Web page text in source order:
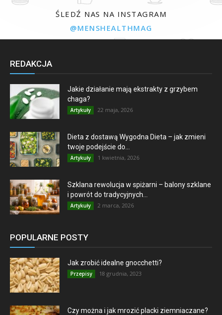
ŚLEDŹ NAS NA INSTAGRAM
@MENSHEALTHMAG
REDAKCJA
Jakie działanie mają ekstrakty z grzybem
chaga?
Artykuły 22 maja, 2026
Dieta z dostawą Wygodna Dieta – jak zmieni
twoje podejście do...
Artykuły 1 kwietnia, 2026
Szklana rewolucja w spiżarni – balony szklane
i powrót do tradycyjnych...
Artykuły 2 marca, 2026
POPULARNE POSTY
Jak zrobić idealne gnocchetti?
Przepisy 18 grudnia, 2023
Czy można i jak mrozić placki ziemniaczane?